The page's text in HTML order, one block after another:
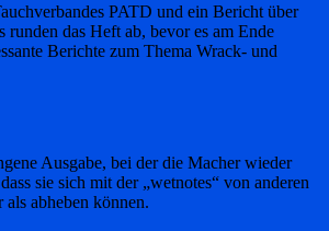
PATD und ein Bericht über
das Heft ab, bevor es am Ende
Berichte zum Thema Wrack- und
Ausgabe, bei der die Macher wieder
sie sich mit der „wetnotes“ von anderen
als abheben können.